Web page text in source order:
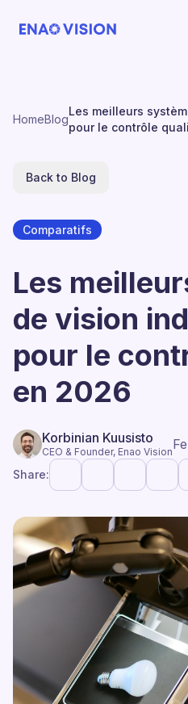
HomeBlog
Les meilleurs
pour le contrôle
Back to Blog
Comparatifs
Les
de vision
pour le
en 2026
Korbinian Kuusisto
CEO & Founder, Enao Vision
Share: